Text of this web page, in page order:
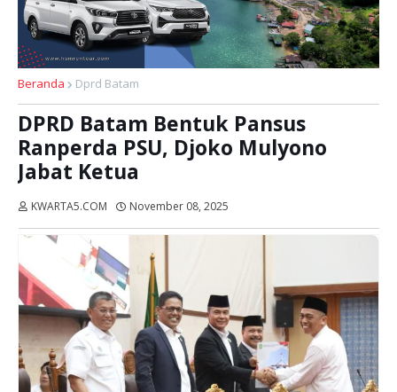
Beranda Dprd Batam
DPRD Batam Bentuk Pansus
Ranperda PSU, Djoko Mulyono
Jabat Ketua
KWARTA5.COM November 08, 2025